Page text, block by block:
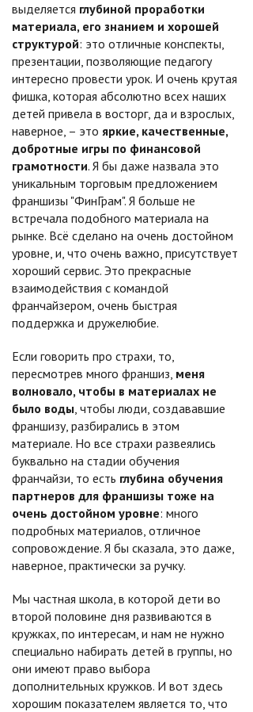
выделяется глубиной проработки
материала, его знанием и хорошей
структурой: это отличные конспекты,
презентации, позволяющие педагогу
интересно провести урок. И очень крутая
фишка, которая абсолютно всех наших
детей привела в восторг, да и взрослых,
наверное, – это яркие, качественные,
добротные игры по финансовой
грамотности. Я бы даже назвала это
уникальным торговым предложением
франшизы "ФинГрам". Я больше не
встречала подобного материала на
рынке. Всё сделано на очень достойном
уровне, и, что очень важно, присутствует
хороший сервис. Это прекрасные
взаимодействия с командой
франчайзером, очень быстрая
поддержка и дружелюбие.
Если говорить про страхи, то,
пересмотрев много франшиз, меня
волновало, чтобы в материалах не
было воды, чтобы люди, создававшие
франшизу, разбирались в этом
материале. Но все страхи развеялись
буквально на стадии обучения
франчайзи, то есть глубина обучения
партнеров для франшизы тоже на
очень достойном уровне: много
подробных материалов, отличное
сопровождение. Я бы сказала, это даже,
наверное, практически за ручку.
Мы частная школа, в которой дети во
второй половине дня развиваются в
кружках, по интересам, и нам не нужно
специально набирать детей в группы, но
они имеют право выбора
дополнительных кружков. И вот здесь
хорошим показателем является то, что